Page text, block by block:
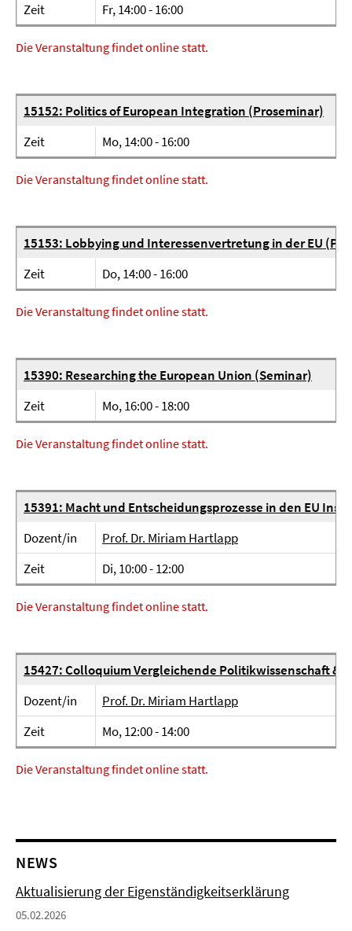
Zeit
Fr, 14:00 - 16:00
Die Veranstaltung findet online statt.
15152: Politics of European Integration (Proseminar)
Zeit
Mo, 14:00 - 16:00
Die Veranstaltung findet online statt.
15153: Lobbying und Interessenvertretung in der EU
Zeit
Do, 14:00 - 16:00
Die Veranstaltung findet online statt.
15390: Researching the European Union (Seminar)
Zeit
Mo, 16:00 - 18:00
Die Veranstaltung findet online statt.
15391: Macht und Entscheidungsprozesse in den EU
Dozent/in
Prof. Dr. Miriam Hartlapp
Zeit
Di, 10:00 - 12:00
Die Veranstaltung findet online statt.
15427: Colloquium Vergleichende Politikwissenschaft &
Dozent/in
Prof. Dr. Miriam Hartlapp
Zeit
Mo, 12:00 - 14:00
Die Veranstaltung findet online statt.
NEWS
Aktualisierung der Eigenständigkeitserklärung
05.02.2026